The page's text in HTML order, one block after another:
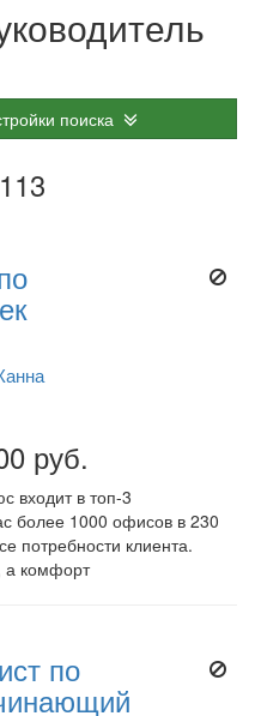
поиска
руб.
входит в топ-3
более 1000 офисов в 230
потребности клиента.
а комфорт
по